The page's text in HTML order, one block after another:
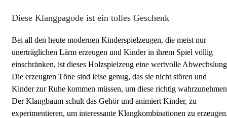
Diese Klangpagode ist ein tolles Geschenk
Bei all den heute modernen Kinderspielzeugen, die meist nur
unerträglichen Lärm erzeugen und Kinder in ihrem Spiel völlig
einschränken, ist dieses Holzspielzeug eine wertvolle
Die erzeugten Töne sind leise genug, das sie nicht stören und
Kinder zur Ruhe kommen müssen, um diese richtig
Der Klangbaum schult das Gehör und animiert Kinder, zu
experimentieren, um interessante Klangkombinationen zu